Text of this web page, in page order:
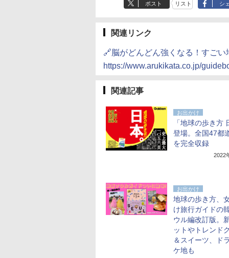
ポスト リスト シ
関連リンク
🔗脳がどんどん強くなる！すごい
https://www.arukikata.co.jp/
関連記事
お出かけ
「地球の歩き方
登場。全国47都
を完全収録
2022
お出かけ
地球の歩き方、
け旅行ガイドの
ウル編改訂版。
ットやトレンド
＆スイーツ、ド
ケ地も